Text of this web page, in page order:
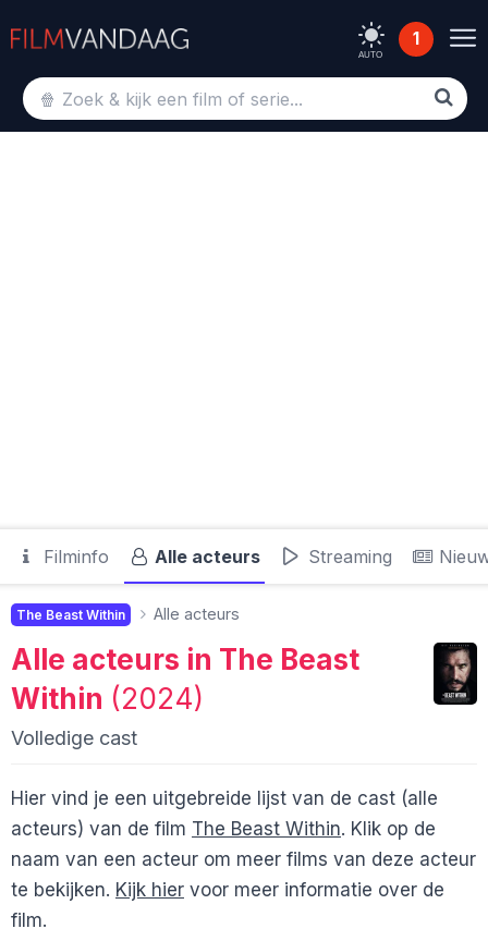
AUTO
1
Filminfo Alle acteurs Streaming
The Beast Within Alle acteurs
Alle acteurs in The Beast
Within (2024)
Volledige cast
Hier vind je een uitgebreide lijst van de cast (alle
acteurs) van de film The Beast Within. Klik op de
naam van een acteur om meer films van deze acteur
te bekijken. Kijk hier voor meer informatie over de
film.